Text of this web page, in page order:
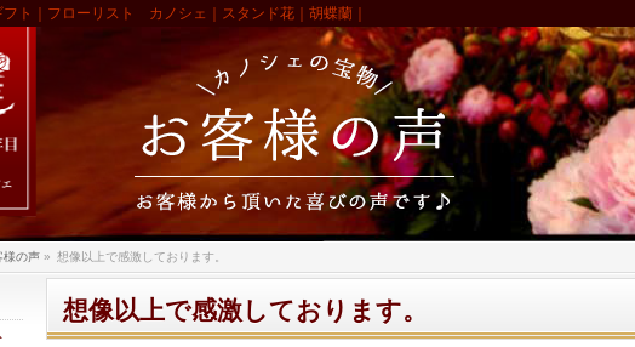
ト｜フローリスト カノシェ｜スタンド花｜胡蝶蘭｜
様の声» 想像以上で感激しております。
想像以上で感激しております。